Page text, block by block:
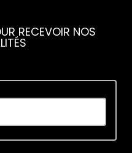
RECEVOIR NOS